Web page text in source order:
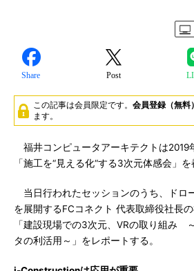
Share Post
この記事は会員限定です。 会員登録（無料）
ます。
福井コンピュータアーキテクトは2019
「施工を“見える化“する3次元体感会」を
当日行われたセッションのうち、ドロ
を展開するFCコネクト 代表取締役社長
「建設現場での3次元、VRの取り組み
タの利活用～」をレポートする。